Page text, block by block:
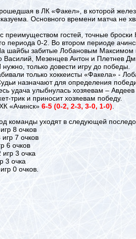
в ЛК «Факел», в которой
Основного времени матча не
гостей, точные броски
периода 0-2. Во втором периоде
шайбы забитые Лобановым
Василий, Мезенцев Антон и Плетнев
только довести игру до победы.
только хоккеисты «Факела» -
назначают для определения
удача улыбнулась хозяевам –
трик и приносит хозяевам победу.
«Ачинск» 6-5 (0-2, 2-3, 3-0, 1-0)
команды уходят в следующей
8 очков
7 очков
6 очков
3 очка
3 очка
0 очков.